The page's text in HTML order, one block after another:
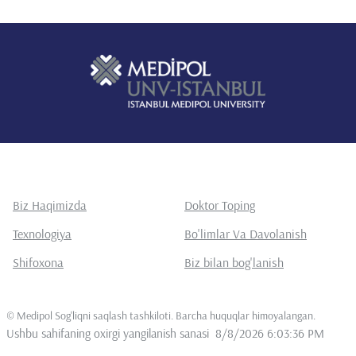
7-Gülnara Heydarova,Didem Kizmaz Isancli,Çağatay
Pediatristler Kongresi.30kasım-2aralık 2016 İstanbul.
Gülnara Heydarova,Çağatay Nuhoglu .
vitamini kullanımına bağlı bir intoksikasyon olgusu.
Pediatri Kongresi, 6-9 Mayıs 2018, Kıbrıs KKTC .
kongresi Kıbrıs. KKTC
Biz Haqimizda
Doktor Toping
Texnologiya
Bo'limlar Va Davolanish
Shifoxona
Biz bilan bog'lanish
© Medipol Sog'liqni saqlash tashkiloti. Barcha huquqlar himoyalangan
Ushbu sahifaning oxirgi yangilanish sanasi 8/8/2026 6:03:36 PM